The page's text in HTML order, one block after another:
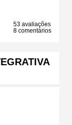
53 avaliações
8 comentários